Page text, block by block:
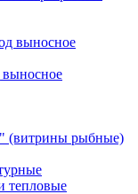
выносное
(витрины рыбные)
тепловые